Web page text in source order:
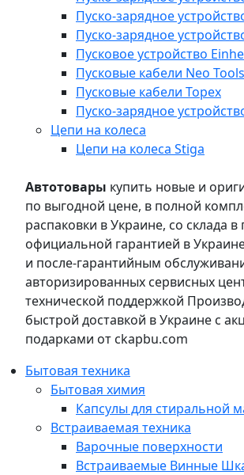
Пуско-зарядное
Пуско-зарядное
Пусковое устройство
Пусковые кабели Neo Tools
Пусковые кабели Topex
Пуско-зарядное
Цепи на колеса
Цепи на колеса Stiga
Автотовары купить новые и
по выгодной цене, в полной
распаковки в Украине, со склада в
официальной гарантией в
и после-гарантийным
авторизированных сервисных
технической поддержкой
быстрой доставкой в Украине с
подарками от ckapbu.com
Бытовая техника
Бытовая химия
Капсулы для стиральной
Встраиваемая техника
Варочные поверхности
Встраиваемые Винные